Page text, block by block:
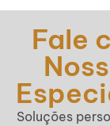
Fale
Soluções